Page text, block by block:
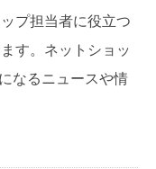
プ担当者に役立つ
す。ネットショッ
なるニュースや情